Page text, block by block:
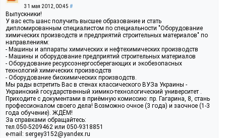
31 мая 2012, 00:45 #
Выпускники!
У вас есть шанс получить высшее образование и стать
дипломированным специалистом по специальности "Оборудование
химических производств и предприятий строительных материалов" по
направлениям:
- Машины и аппараты химических и нефтехимических производств
- Машины и оборудование предприятий строительных материалов
- Оборудование ресурсоэнергосберегающих и экобезопасных
технологий химических производств
- Оборудование биохимических производств.
Мы рады встретить Вас в стенах классического ВУЗа Украины -
Украинский государственный химико-технологический университет .
Приходите с документами в приёмную комиссию: пр. Гагарина, 8, стань
профессионалом своего дела! Возможно очное (3 года) и заочное (1-3
года обучение). ЖДЁМ!
За справками обращайтесь:
тел.050-5209462 или 050-9318851
е-mail: sergey3152@yandex.ru